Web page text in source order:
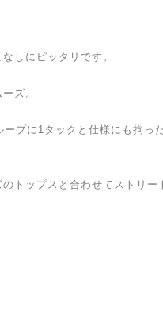
しにピッタリです。
ズ。
プに1タックと仕様にも拘っ
トップスと合わせてストリー